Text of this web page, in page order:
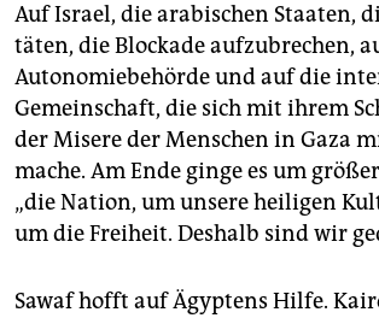
Auf Israel, die arabischen Staaten,
täten, die Blockade aufzubrechen,
Autonomiebehörde und auf die
Gemeinschaft, die sich mit ihrem
der Misere der Menschen in Gaza
mache. Am Ende ginge es um
„die Nation, um unsere heiligen
um die Freiheit. Deshalb sind wir
Sawaf hofft auf Ägyptens Hilfe.